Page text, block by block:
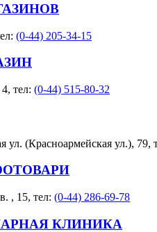
(0-44) 205-34-15
тел: (0-44) 515-80-32
ул. (Красноармейская ул.), 79,
, 15, тел: (0-44) 286-69-78
КЛИНИКА